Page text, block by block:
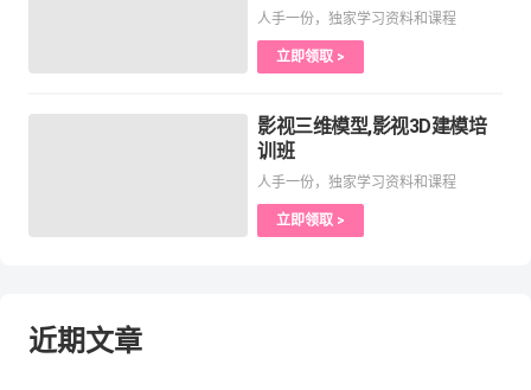
人手一份，独家学习资料和课程
立即领取 >
影视三维模型,影视3D建模培
训班
人手一份，独家学习资料和课程
立即领取 >
近期文章